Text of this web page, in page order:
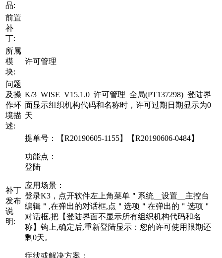
品:
前置
补
丁:
所属
模
块:
许可管理
问题
及操
作环
境描
述:
K/3_WISE_V15.1.0_许可管理_全局(PT137298)_登陆界
面显示组织机构代码和名称时，许可过期日期显示为0
天
补丁
发布
说
明:
提单号：【R20190605-1155】【R20190606-0484】
功能点：
登陆
应用场景：
登录K3，点开软件左上角菜单＂系统__设置__主控台
编辑＂,在弹出的对话框,点＂选项＂在弹出的＂选项＂
对话框,把【登陆界面不显示所有组织机构代码和名
称】钩上,确定后,重新登陆显示：您的许可使用限期还
剩0天。
症状或解决方案：